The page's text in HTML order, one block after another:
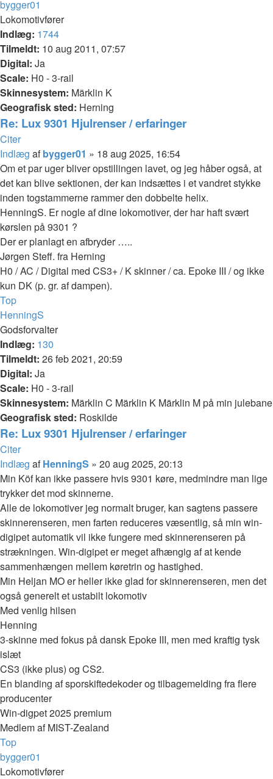
bygger01
Lokomotivfører
Indlæg: 1744
Tilmeldt: 10 aug 2011, 07:57
Digital: Ja
Scale: H0 - 3-rail
Skinnesystem: Märklin K
Geografisk sted: Herning
Re: Lux 9301 Hjulrenser / erfaringer
Citer
Indlæg afbygger01 » 18 aug 2025, 16:54
Om et par uger bliver opstillingen lavet, og jeg håber også, at
det kan blive sektionen, der kan indsættes i et vandret stykke
inden togstammerne rammer den dobbelte helix.
HenningS. Er nogle af dine lokomotiver, der har haft svært
kørslen på 9301 ?
Der er planlagt en afbryder …..
Jørgen Steff. fra Herning
H0 / AC / Digital med CS3+ / K skinner / ca. Epoke III / og ikke
kun DK (p. gr. af dampen).
Top
HenningS
Godsforvalter
Indlæg: 130
Tilmeldt: 26 feb 2021, 20:59
Digital: Ja
Scale: H0 - 3-rail
Skinnesystem: Märklin C Märklin K Märklin M på min julebane
Geografisk sted: Roskilde
Re: Lux 9301 Hjulrenser / erfaringer
Citer
Indlæg afHenningS » 20 aug 2025, 20:13
Min Köf kan ikke passere hvis 9301 køre, medmindre man lige
trykker det mod skinnerne.
Alle de lokomotiver jeg normalt bruger, kan sagtens passere
skinnerenseren, men farten reduceres væsentlig, så min win-
digipet automatik vil ikke fungere med skinnerenseren på
strækningen. Win-digipet er meget afhængig af at kende
sammenhængen mellem køretrin og hastighed.
Min Heljan MO er heller ikke glad for skinnerenseren, men det
også generelt et ustabilt lokomotiv
Med venlig hilsen
Henning
3-skinne med fokus på dansk Epoke III, men med kraftig tysk
islæt
CS3 (ikke plus) og CS2.
En blanding af sporskiftedekoder og tilbagemelding fra flere
producenter
Win-digpet 2025 premium
Medlem af MIST-Zealand
Top
bygger01
Lokomotivfører